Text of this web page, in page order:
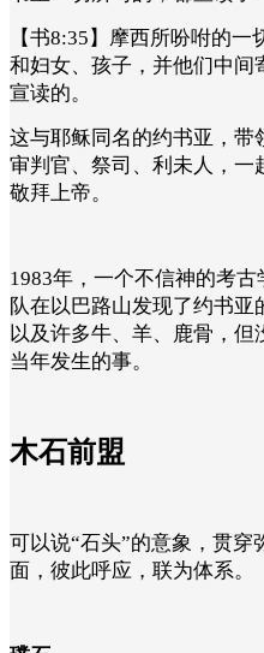
【书8:35】摩西所吩咐的
和妇女、孩子，并他们中间
宣读的。
这与耶稣同名的约书亚，带
审判官、祭司、利未人，一
敬拜上帝。
1983年，一个不信神的考古
队在以巴路山发现了约书亚
以及许多牛、羊、鹿骨，
当年发生的事。
木石前盟
可以说“石头”的意象，贯
面，彼此呼应，联为体系。